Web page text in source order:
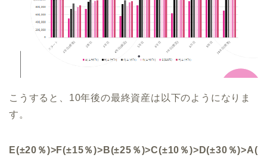
こうすると、10年後の最終資産は以下のようになりま
す。
E(±20％)>F(±15％)>B(±25％)>C(±10％)>D(±30％)>A(